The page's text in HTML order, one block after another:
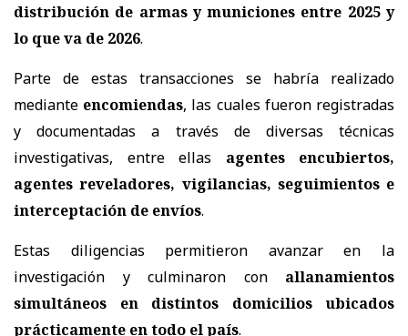
distribución de armas y municiones entre 2025 y
lo que va de 2026.
Parte de estas transacciones se habría realizado
mediante encomiendas, las cuales fueron registradas
y documentadas a través de diversas técnicas
investigativas, entre ellas agentes encubiertos,
agentes reveladores, vigilancias, seguimientos e
interceptación de envíos.
Estas diligencias permitieron avanzar en la
investigación y culminaron con allanamientos
simultáneos en distintos domicilios ubicados
prácticamente en todo el país.